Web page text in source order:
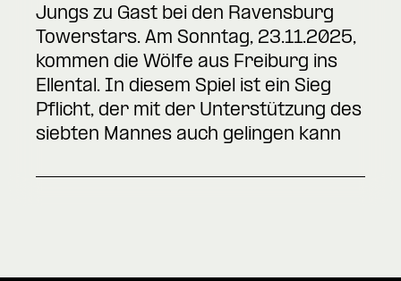
Jungs zu Gast bei den Ravensburg
Towerstars. Am Sonntag, 23.11.2025,
kommen die Wölfe aus Freiburg ins
Ellental. In diesem Spiel ist ein Sieg
Pflicht, der mit der Unterstützung des
siebten Mannes auch gelingen kann